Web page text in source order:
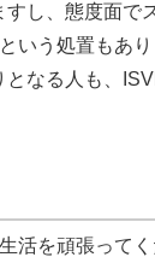
すし、態度面で
いう処置もあり
なる人も、
活を頑張って